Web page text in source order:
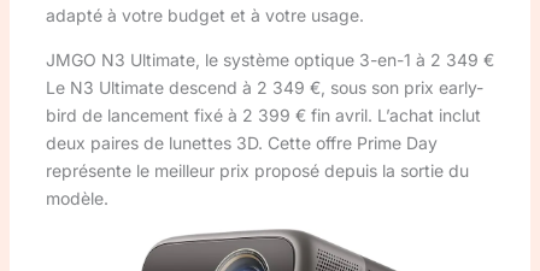
adapté à votre budget et à votre usage.
JMGO N3 Ultimate, le système optique 3-en-1 à 2 349 €
Le N3 Ultimate descend à 2 349 €, sous son prix early-
bird de lancement fixé à 2 399 € fin avril. L’achat inclut
deux paires de lunettes 3D. Cette offre Prime Day
représente le meilleur prix proposé depuis la sortie du
modèle.